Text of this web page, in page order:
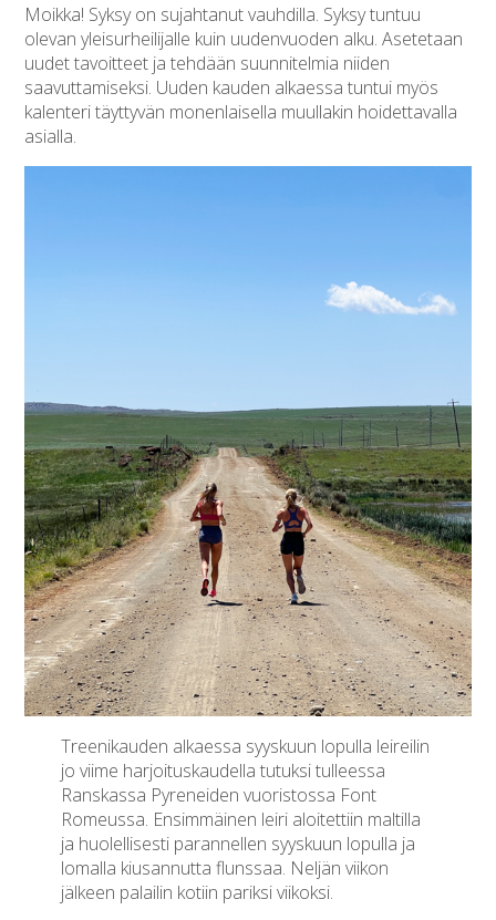
Moikka! Syksy on sujahtanut vauhdilla. Syksy tuntuu
olevan yleisurheilijalle kuin uudenvuoden alku. Asetetaan
uudet tavoitteet ja tehdään suunnitelmia niiden
saavuttamiseksi. Uuden kauden alkaessa tuntui myös
kalenteri täyttyvän monenlaisella muullakin hoidettavalla
asialla.
Treenikauden alkaessa syyskuun lopulla leireilin
jo viime harjoituskaudella tutuksi tulleessa
Ranskassa Pyreneiden vuoristossa Font
Romeussa. Ensimmäinen leiri aloitettiin maltilla
ja huolellisesti parannellen syyskuun lopulla ja
lomalla kiusannutta flunssaa. Neljän viikon
jälkeen palailin kotiin pariksi viikoksi.